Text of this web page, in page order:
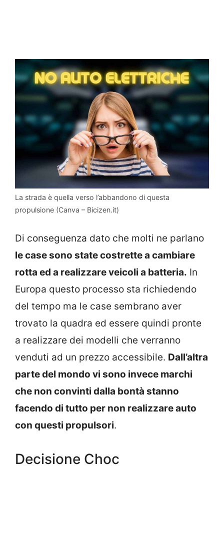
La strada è quella verso l’abbandono di questa
propulsione (Canva – Bicizen.it)
Di conseguenza dato che molti ne parlano
le case sono state costrette a cambiare
rotta ed a realizzare veicoli a batteria. In
Europa questo processo sta richiedendo
del tempo ma le case sembrano aver
trovato la quadra ed essere quindi pronte
a realizzare dei modelli che verranno
venduti ad un prezzo accessibile. Dall’altra
parte del mondo vi sono invece marchi
che non convinti dalla bontà stanno
facendo di tutto per non realizzare auto
con questi propulsori.
Decisione Choc